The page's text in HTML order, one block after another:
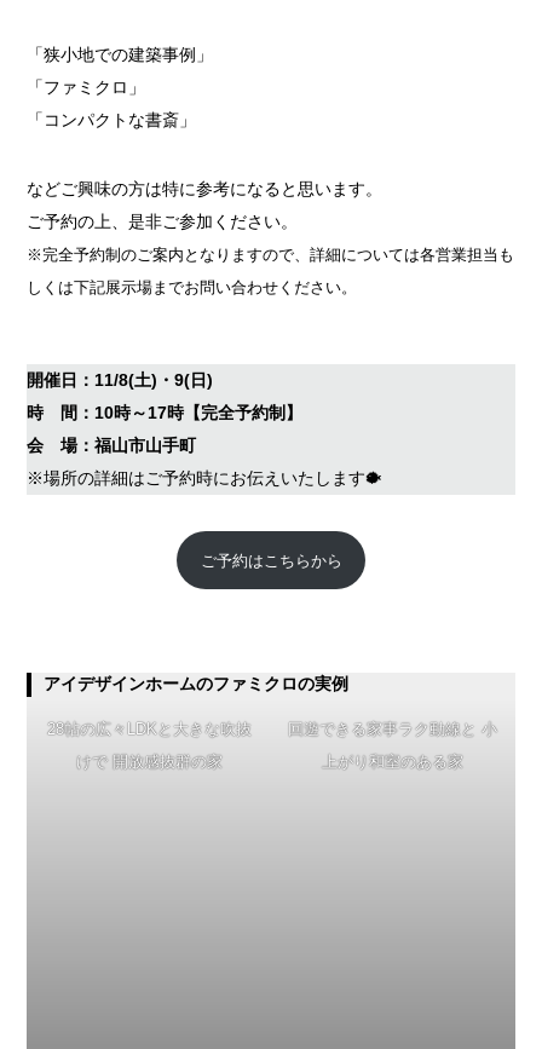
「狭小地での建築事例」
「ファミクロ」
「コンパクトな書斎」
などご興味の方は特に参考になると思います。
ご予約の上、是非ご参加ください。
※完全予約制のご案内となりますので、詳細については各営業担当も
しくは下記展示場までお問い合わせください。
開催日：11/8(土)・9(日)
時 間：10時～17時【完全予約制】
会 場：福山市山手町
※場所の詳細はご予約時にお伝えいたします🐡
ご予約はこちらから
アイデザインホームのファミクロの実例
28帖の広々LDKと大きな吹抜
けで 開放感抜群の家
回遊できる家事ラク動線と 小
上がり和室のある家